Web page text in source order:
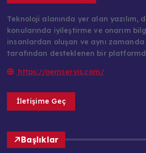
Teknoloji alanında yer alan yazılım,
konularında iyileştirme ve onarım
insanlardan oluşan ve aynı zamanda
tarafından desteklenen bir
https://oemservis.com/
İletişime Geç
Başlıklar